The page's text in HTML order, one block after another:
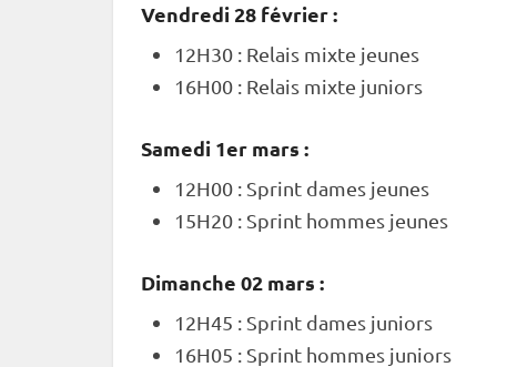
Vendredi 28 février :
12H30 : Relais mixte jeunes
16H00 : Relais mixte juniors
Samedi 1er mars :
12H00 : Sprint dames jeunes
15H20 : Sprint hommes jeunes
Dimanche 02 mars :
12H45 : Sprint dames juniors
16H05 : Sprint hommes juniors